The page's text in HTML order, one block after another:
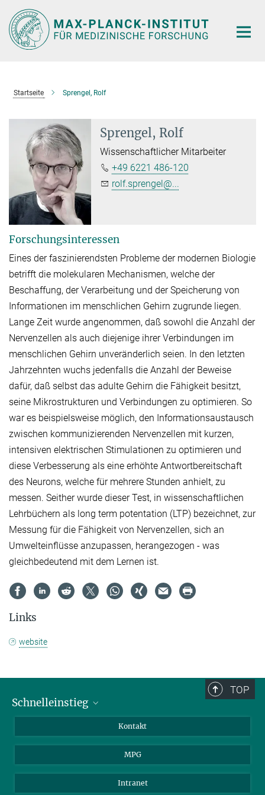
Hauptinhalt
Startseite Sprengel, Rolf
Sprengel, Rolf
Wissenschaftlicher Mitarbeiter
+49 6221 486-120
rolf.sprengel@...
Forschungsinteressen
Eines der faszinierendsten Probleme der modernen Biologie
betrifft die molekularen Mechanismen, welche der
Beschaffung, der Verarbeitung und der Speicherung von
Informationen im menschlichen Gehirn zugrunde liegen.
Lange Zeit wurde angenommen, daß sowohl die Anzahl der
Nervenzellen als auch diejenige ihrer Verbindungen im
menschlichen Gehirn unveränderlich seien. In den letzten
Jahrzehnten wuchs jedenfalls die Anzahl der Beweise
dafür, daß selbst das adulte Gehirn die Fähigkeit besitzt,
seine Mikrostrukturen und Verbindungen zu optimieren. So
war es beispielsweise möglich, den Informationsaustausch
zwischen kommunizierenden Nervenzellen mit kurzen,
intensiven elektrischen Stimulationen zu optimieren und
diese Verbesserung als eine erhöhte Antwortbereitschaft
des Neurons, welche für mehrere Stunden anhielt, zu
messen. Seither wurde dieser Test, in wissenschaftlichen
Lehrbüchern als long term potentation (LTP) bezeichnet, zur
Messung für die Fähigkeit von Nervenzellen, sich an
Umwelteinflüsse anzupassen, herangezogen - was
gleichbedeutend mit dem Lernen ist.
Links
website
TOP
Schnelleinstieg
Studierende
Kontakt
MPG
Intranet